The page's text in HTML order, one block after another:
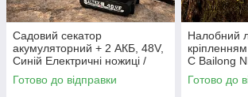
Садовий секатор
акумуляторний + 2 АКБ, 48V,
Синій Електричні ножиці /
Секатор садовий / Секатор
для обрізки гілок
Готово до відправки
Налобний
C Bailong
голову /
налобний
Готово до